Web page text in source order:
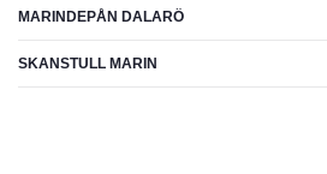
MARINDEPÅN DALARÖ
SKANSTULL MARIN